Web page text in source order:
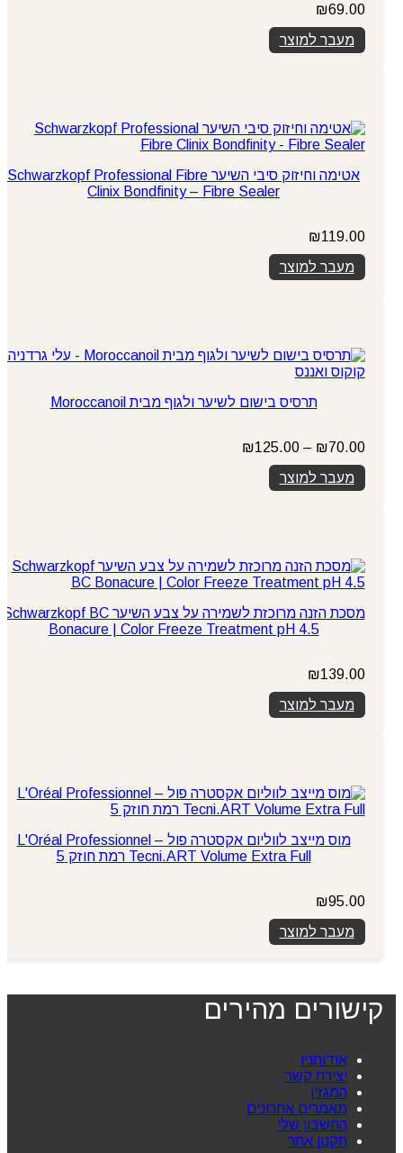
₪69.00
מעבר למוצר
אטימה וחיזוק סיבי השיער Schwarzkopf Professional Fibre
Clinix Bondfinity – Fibre Sealer
₪119.00
מעבר למוצר
תרסיס בישום לשיער ולגוף מבית Moroccanoil
₪70.00
–
₪125.00
מעבר למוצר
מסכת הזנה מרוכזת לשמירה על צבע השיער Schwarzkopf BC
Bonacure | Color Freeze Treatment pH 4.5
₪139.00
מעבר למוצר
מוס מייצב לווליום אקסטרה פול – L'Oréal Professionnel
Tecni.ART Volume Extra Full רמת חוזק 5
₪95.00
מעבר למוצר
קישורים מהירים
אודותניו
יצירת קשר
המגזין
מאמרים אחרונים
החשבון שלי
תקנון אתר